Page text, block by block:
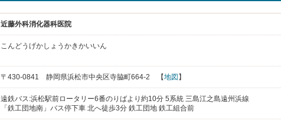
近藤外科消化器科医院
こんどうげかしょうかきかいいん
〒430-0841 静岡県浜松市中央区寺脇町664-2 【地図 】
遠鉄バス:浜松駅前ロータリー6番のりばより約10分 5系統 三島江之島遠州浜線
「鉄工団地南」バス停下車 北へ徒歩3分 鉄工団地 鉄工組合前